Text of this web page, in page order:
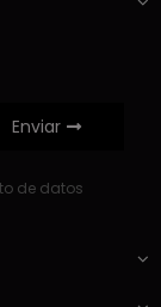
Enviar
de datos